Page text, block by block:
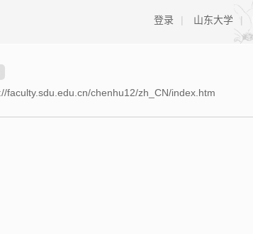
登录 | 山东大学 |
faculty.sdu.edu.cn/chenhu12/zh_CN/index.htm